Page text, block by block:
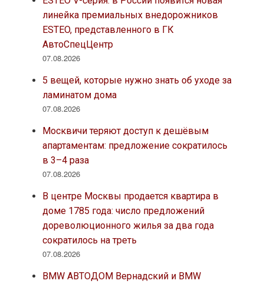
линейка премиальных внедорожников
ESTEO, представленного в ГК
АвтоСпецЦентр
07.08.2026
5 вещей, которые нужно знать об уходе за
ламинатом дома
07.08.2026
Москвичи теряют доступ к дешёвым
апартаментам: предложение сократилось
в 3–4 раза
07.08.2026
В центре Москвы продается квартира в
доме 1785 года: число предложений
дореволюционного жилья за два года
сократилось на треть
07.08.2026
BMW АВТОДОМ Вернадский и BMW